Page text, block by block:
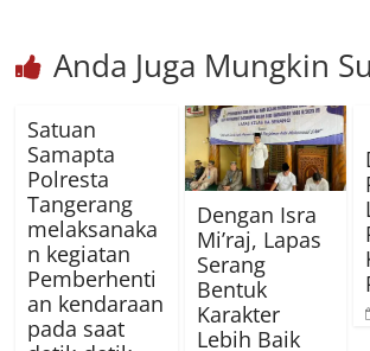
Anda Juga Mungkin
Satuan
Samapta
Polresta
Tangerang
melaksanaka
n kegiatan
Pemberhenti
an kendaraan
pada saat
Dengan Isra
Mi’raj, Lapas
Serang
Bentuk
Karakter
Lebih Baik